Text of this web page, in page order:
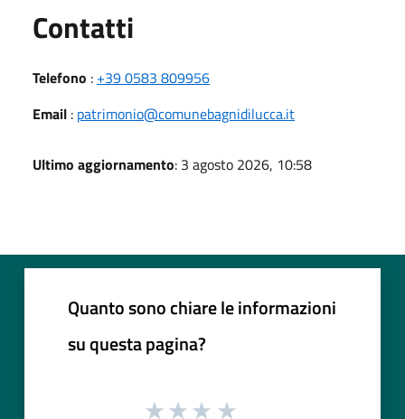
Contatti
Telefono : +39 0583 809956
Email : patrimonio@comunebagnidilucca.it
Ultimo aggiornamento: 3 agosto 2026, 10:58
Quanto sono chiare le informazioni
su questa pagina?